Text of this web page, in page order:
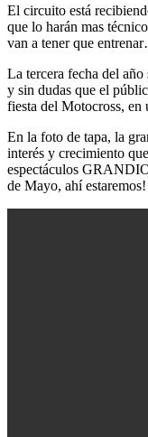
El circuito está
que lo harán mas
van a tener que
La tercera fecha del
y sin dudas que el
fiesta del Motocross, en
En la foto de tapa, la
interés y crecimiento
espectáculos
de Mayo, ahí estaremos!